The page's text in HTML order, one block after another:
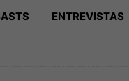
ENTREVISTAS